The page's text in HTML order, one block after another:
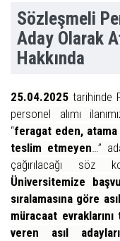
Sözleşmeli
Aday Olarak
Hakkında
25.04.2025 tarihinde
personel alımı
“feragat eden,
teslim etmeyen …”
çağırılacağı söz
Üniversitemize
sıralamasına göre
müracaat
veren asıl